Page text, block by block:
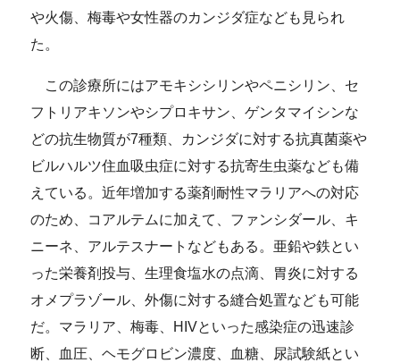
や火傷、梅毒や女性器のカンジダ症なども見られ
た。
この診療所にはアモキシシリンやペニシリン、セ
フトリアキソンやシプロキサン、ゲンタマイシンな
どの抗生物質が7種類、カンジダに対する抗真菌薬や
ビルハルツ住血吸虫症に対する抗寄生虫薬なども備
えている。近年増加する薬剤耐性マラリアへの対応
のため、コアルテムに加えて、ファンシダール、キ
ニーネ、アルテスナートなどもある。亜鉛や鉄とい
った栄養剤投与、生理食塩水の点滴、胃炎に対する
オメプラゾール、外傷に対する縫合処置なども可能
だ。マラリア、梅毒、HIVといった感染症の迅速診
断、血圧、ヘモグロビン濃度、血糖、尿試験紙とい